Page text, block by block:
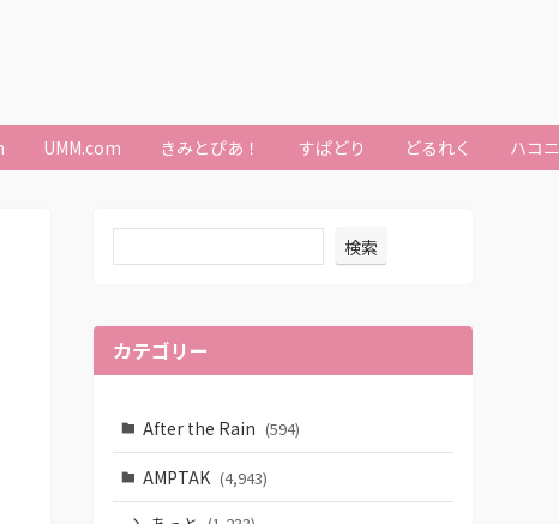
UMM.com きみとぴあ！ すぱどり どるれく ハコ
検索
カテゴリー
After the Rain (594)
AMPTAK (4,943)